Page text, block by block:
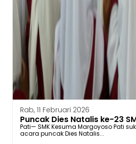
Rab, 11 Februari 2026
Puncak Dies Natalis ke-23
Pati— SMK Kesuma Margoyoso Pati
acara puncak Dies Natalis...